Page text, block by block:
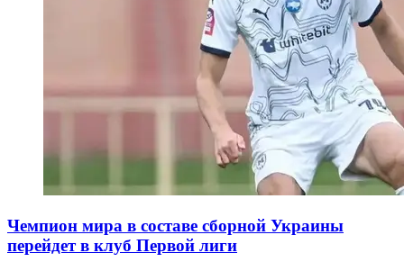
Чемпион мира в составе сборной Украины
перейдет в клуб Первой лиги